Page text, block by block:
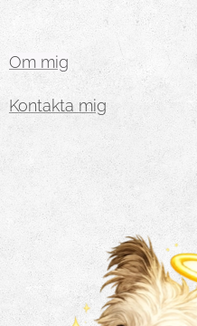
Om mig
Kontakta mig